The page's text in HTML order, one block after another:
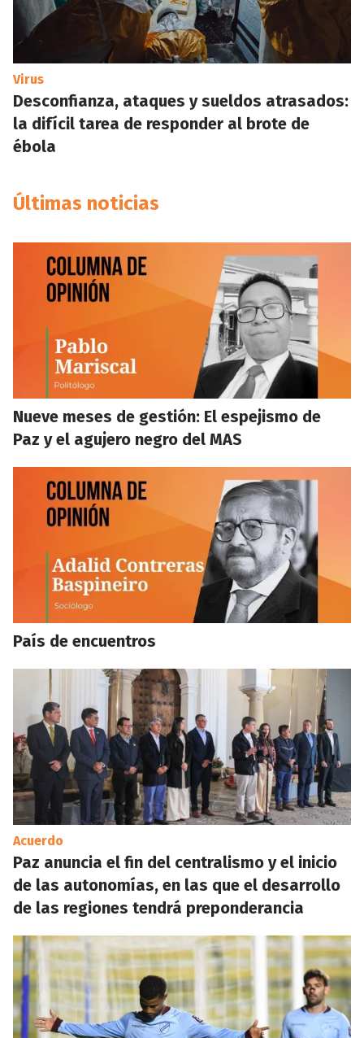
Virus
Desconfianza, ataques y sueldos atrasados:
la difícil tarea de responder al brote de
ébola
Últimas noticias
Nueve meses de gestión: El espejismo de
Paz y el agujero negro del MAS
País de encuentros
Acuerdo
Paz anuncia el fin del centralismo y el inicio
de las autonomías, en las que el desarrollo
de las regiones tendrá preponderancia